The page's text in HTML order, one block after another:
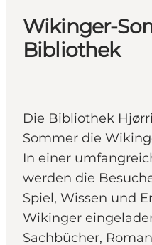
Urlaubsorte
Inspiration
Events
Wikinger-
Bibliothek
Die Bibliothek
Sommer die
In einer
werden die
Spiel, Wissen und
Wikinger
Sachbücher,